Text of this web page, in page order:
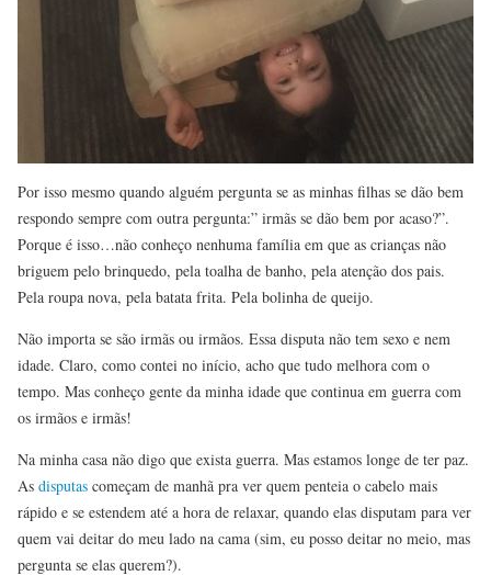
Por isso mesmo quando alguém pergunta se as minhas filhas se dão bem
respondo sempre com outra pergunta:” irmãs se dão bem por acaso?”.
Porque é isso…não conheço nenhuma família em que as crianças não
briguem pelo brinquedo, pela toalha de banho, pela atenção dos pais.
Pela roupa nova, pela batata frita. Pela bolinha de queijo.
Não importa se são irmãs ou irmãos. Essa disputa não tem sexo e nem
idade. Claro, como contei no início, acho que tudo melhora com o
tempo. Mas conheço gente da minha idade que continua em guerra com
os irmãos e irmãs!
Na minha casa não digo que exista guerra. Mas estamos longe de ter paz.
As disputas começam de manhã pra ver quem penteia o cabelo mais
rápido e se estendem até a hora de relaxar, quando elas disputam para ver
quem vai deitar do meu lado na cama (sim, eu posso deitar no meio, mas
pergunta se elas querem?).